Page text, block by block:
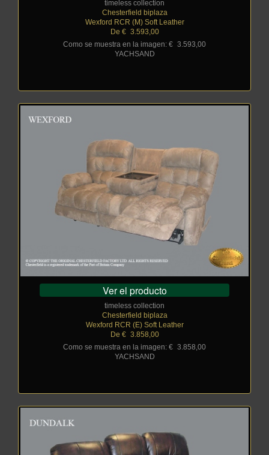
timeless collection
Chesterfield biplaza
Wexford RCR (M) Soft Leather
De €_ 3.593,00
Como se muestra en la imagen: € 3.593,00
YACHSAND
Ver el producto
timeless collection
Chesterfield biplaza
Wexford RCR (E) Soft Leather
De €_ 3.858,00
Como se muestra en la imagen: € 3.858,00
YACHSAND